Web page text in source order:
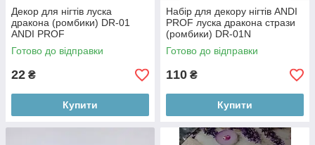
Декор для нігтів луска
дракона (ромбики) DR-01
ANDI PROF
Готово до відправки
22 ₴
Купити
Набір для декору нігтів ANDI
PROF луска дракона стрази
(ромбики) DR-01N
Готово до відправки
110 ₴
Купити